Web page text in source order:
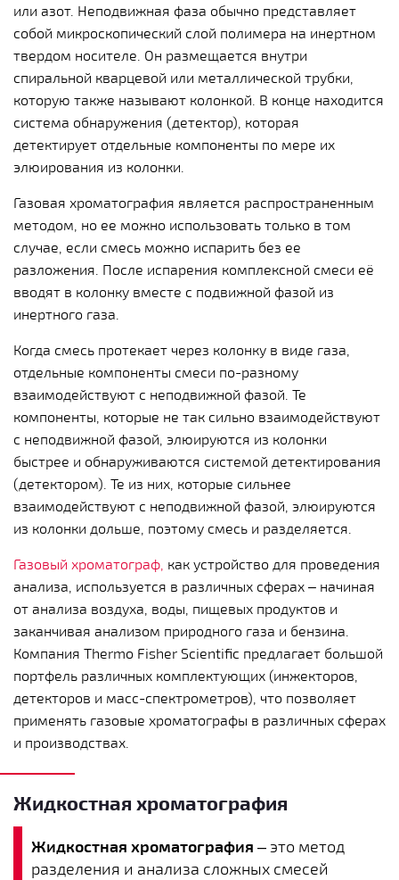
или азот. Неподвижная фаза обычно представляет
собой микроскопический слой полимера на инертном
твердом носителе. Он размещается внутри
спиральной кварцевой или металлической трубки,
которую также называют колонкой. В конце находится
система обнаружения (детектор), которая
детектирует отдельные компоненты по мере их
элюирования из колонки.
Газовая хроматография является распространенным
методом, но ее можно использовать только в том
случае, если смесь можно испарить без ее
разложения. После испарения комплексной смеси её
вводят в колонку вместе с подвижной фазой из
инертного газа.
Когда смесь протекает через колонку в виде газа,
отдельные компоненты смеси по-разному
взаимодействуют с неподвижной фазой. Те
компоненты, которые не так сильно взаимодействуют
с неподвижной фазой, элюируются из колонки
быстрее и обнаруживаются системой детектирования
(детектором). Те из них, которые сильнее
взаимодействуют с неподвижной фазой, элюируются
из колонки дольше, поэтому смесь и разделяется.
Газовый хроматограф, как устройство для проведения
анализа, используется в различных сферах – начиная
от анализа воздуха, воды, пищевых продуктов и
заканчивая анализом природного газа и бензина.
Компания Thermo Fisher Scientific предлагает большой
портфель различных комплектующих (инжекторов,
детекторов и масс-спектрометров), что позволяет
применять газовые хроматографы в различных сферах
и производствах.
Жидкостная хроматография
Жидкостная хроматография – это метод
разделения и анализа сложных смесей